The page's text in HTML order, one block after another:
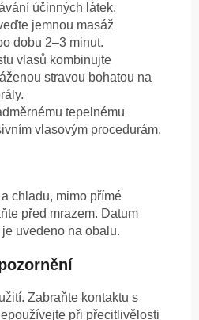
účinných látek.
jemnou masáž
dobu 2–3 minut.
vlasů kombinujte
stravou bohatou na
tepelnému
vlasovým procedurám.
chladu, mimo přímé
před mrazem. Datum
uvedeno na obalu.
Zabraňte kontaktu s
při přecitlivělosti